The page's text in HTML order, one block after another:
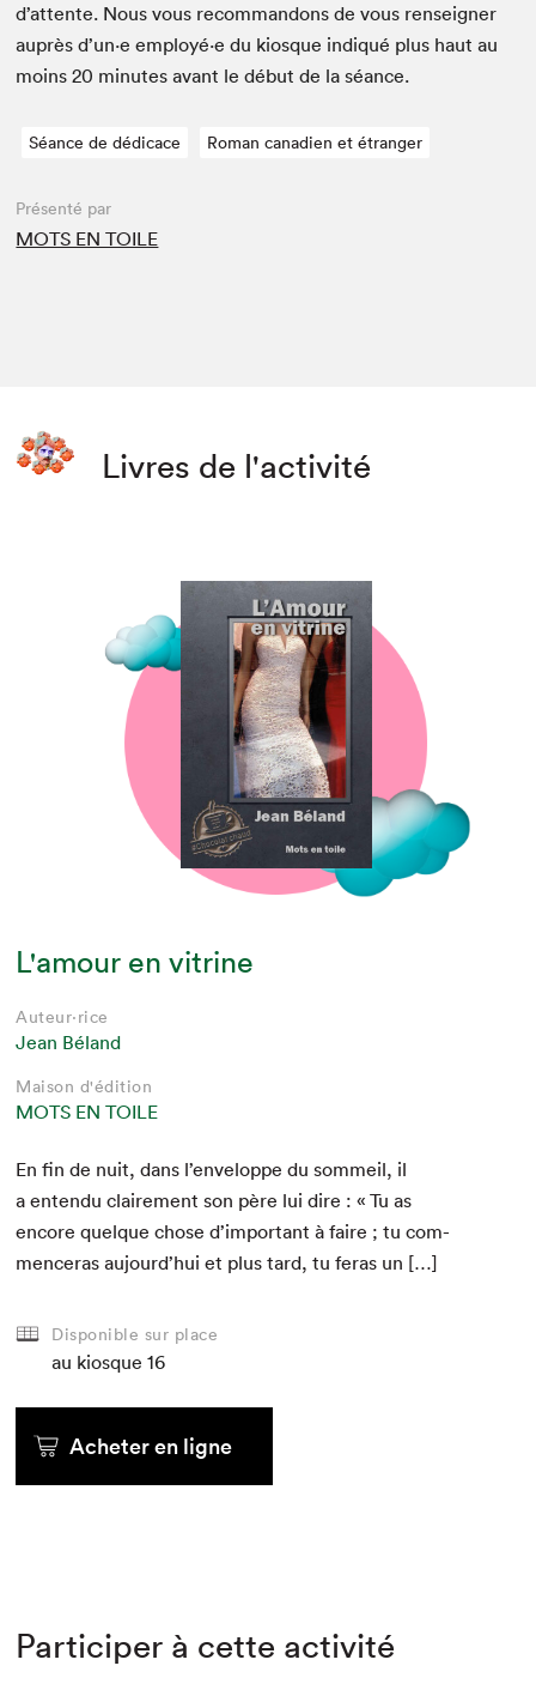
d’at­tente. Nous vous recom­man­dons de vous ren­seign­er
auprès d’un·e employé·e du kiosque indiqué plus haut au
moins20 min­utes avant le début de la séance.
Séance de dédicace Roman canadien et étranger
Présenté par
MOTS EN TOILE
Livres de l'activité
L'amour en vitrine
Auteur·rice
Jean Béland
Maison d'édition
MOTS EN TOILE
En fin de nuit, dans l’enveloppe du som­meil, il
a enten­du claire­ment son père lui dire : « Tu as
encore quelque chose d’important à faire ; tu com­
menceras aujourd’hui et plus tard, tu feras un […]
Disponible sur place
au kiosque 16
Acheter en ligne
Participer à cette activité